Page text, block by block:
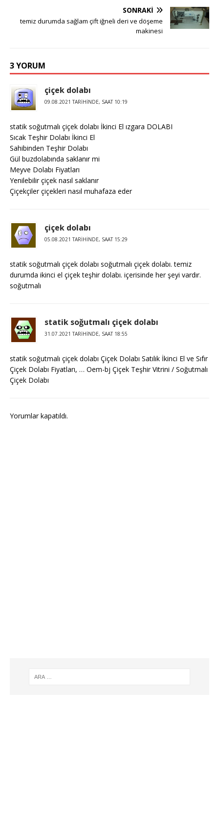
SONRAKI
temiz durumda sağlam çift iğneli deri ve döşeme
makinesi
3 YORUM
çiçek dolabı
09.08.2021 TARIHINDE, SAAT 10:19
statik soğutmalı çiçek dolabı İkinci El ızgara DOLABI
Sıcak Teşhir Dolabı İkinci El
Sahibinden Teşhir Dolabı
Gül buzdolabında saklanır mi
Meyve Dolabı Fiyatları
Yenilebilir çiçek nasıl saklanır
Çiçekçiler çiçekleri nasıl muhafaza eder
çiçek dolabı
05.08.2021 TARIHINDE, SAAT 15:29
statik soğutmalı çiçek dolabı soğutmalı çiçek dolabı. temiz
durumda ikinci el çiçek teşhir dolabı. içerisinde her şeyi vardır.
soğutmalı
statik soğutmalı çiçek dolabı
31.07.2021 TARIHINDE, SAAT 18:55
statik soğutmalı çiçek dolabı Çiçek Dolabı Satılık İkinci El ve Sıfır
Çiçek Dolabı Fiyatları, … Oem-bj Çiçek Teşhir Vitrini / Soğutmalı
Çiçek Dolabı
Yorumlar kapatıldı.